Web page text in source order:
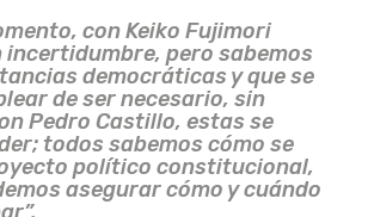
con Keiko Fujimori
incertidumbre, pero sabemos
democráticas y que se
de ser necesario, sin
Pedro Castillo, estas se
todos sabemos cómo se
político constitucional,
asegurar cómo y cuándo